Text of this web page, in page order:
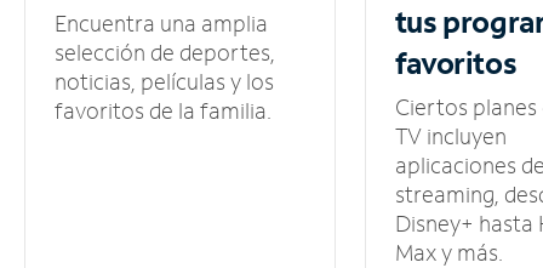
Encuentra una amplia
selección de deportes,
noticias, películas y los
favoritos de la familia.
tus
favoritos
Ciertos planes
TV incluyen
aplicaciones
streaming,
Disney+ hasta
Max y más.